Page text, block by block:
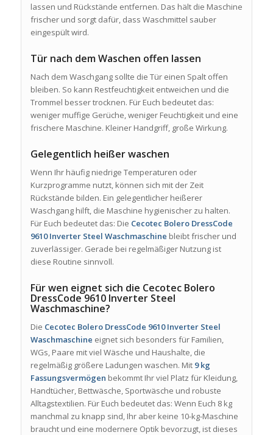
lassen und Rückstände entfernen. Das hält die Maschine
frischer und sorgt dafür, dass Waschmittel sauber
eingespült wird.
Tür nach dem Waschen offen lassen
Nach dem Waschgang sollte die Tür einen Spalt offen
bleiben. So kann Restfeuchtigkeit entweichen und die
Trommel besser trocknen. Für Euch bedeutet das:
weniger muffige Gerüche, weniger Feuchtigkeit und eine
frischere Maschine. Kleiner Handgriff, große Wirkung.
Gelegentlich heißer waschen
Wenn Ihr häufig niedrige Temperaturen oder
Kurzprogramme nutzt, können sich mit der Zeit
Rückstände bilden. Ein gelegentlicher heißerer
Waschgang hilft, die Maschine hygienischer zu halten.
Für Euch bedeutet das: Die Cecotec Bolero DressCode
9610 Inverter Steel Waschmaschine bleibt frischer und
zuverlässiger. Gerade bei regelmäßiger Nutzung ist
diese Routine sinnvoll.
Für wen eignet sich die Cecotec Bolero
DressCode 9610 Inverter Steel
Waschmaschine?
Die Cecotec Bolero DressCode 9610 Inverter Steel
Waschmaschine eignet sich besonders für Familien,
WGs, Paare mit viel Wäsche und Haushalte, die
regelmäßig größere Ladungen waschen. Mit 9 kg
Fassungsvermögen bekommt Ihr viel Platz für Kleidung,
Handtücher, Bettwäsche, Sportwäsche und robuste
Alltagstextilien. Für Euch bedeutet das: Wenn Euch 8 kg
manchmal zu knapp sind, Ihr aber keine 10-kg-Maschine
braucht und eine modernere Optik bevorzugt, ist dieses